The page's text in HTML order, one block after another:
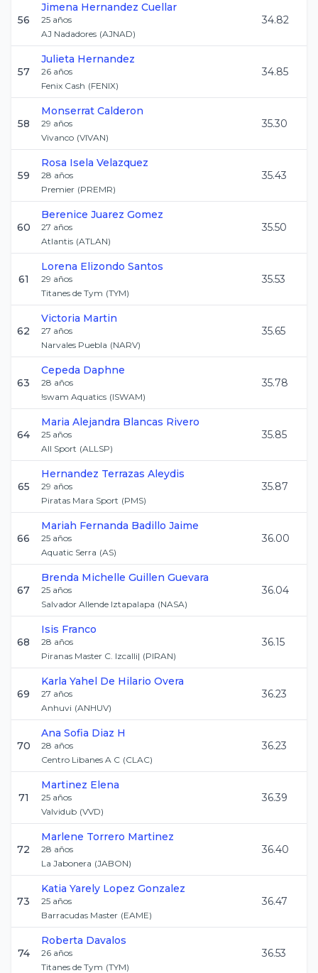
56
Jimena Hernandez Cuellar
25 años
AJ Nadadores (AJNAD)
34.82
57
Julieta Hernandez
26 años
Fenix Cash (FENIX)
34.85
58
Monserrat Calderon
29 años
Vivanco (VIVAN)
35.30
59
Rosa Isela Velazquez
28 años
Premier (PREMR)
35.43
60
Berenice Juarez Gomez
27 años
Atlantis (ATLAN)
35.50
61
Lorena Elizondo Santos
29 años
Titanes de Tym (TYM)
35.53
62
Victoria Martin
27 años
Narvales Puebla (NARV)
35.65
63
Cepeda Daphne
28 años
!swam Aquatics (ISWAM)
35.78
64
Maria Alejandra Blancas Rivero
25 años
All Sport (ALLSP)
35.85
65
Hernandez Terrazas Aleydis
29 años
Piratas Mara Sport (PMS)
35.87
66
Mariah Fernanda Badillo Jaime
25 años
Aquatic Serra (AS)
36.00
67
Brenda Michelle Guillen Guevara
25 años
Salvador Allende Iztapalapa (NASA)
36.04
68
Isis Franco
28 años
Piranas Master C. Izcalli| (PIRAN)
36.15
69
Karla Yahel De Hilario Overa
27 años
Anhuvi (ANHUV)
36.23
70
Ana Sofia Diaz H
28 años
Centro Libanes A C (CLAC)
36.23
71
Martinez Elena
25 años
Valvidub (VVD)
36.39
72
Marlene Torrero Martinez
28 años
La Jabonera (JABON)
36.40
73
Katia Yarely Lopez Gonzalez
25 años
Barracudas Master (EAME)
36.47
74
Roberta Davalos
26 años
Titanes de Tym (TYM)
36.53